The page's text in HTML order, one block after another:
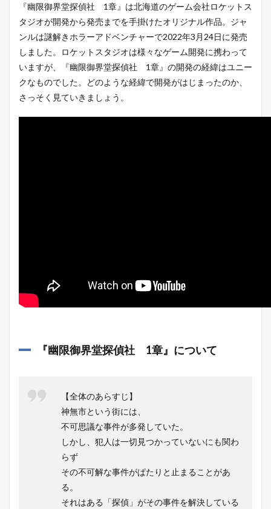
『幽限御界堂探偵社 1章』は北海道のゲーム会社ロケットス
タジオが開発から発売までを手掛けたオリジナル作品。ジャ
ンルは謎解きホラーアドベンチャーで2022年3月24日に発売
しました。ロケットスタジオは様々なゲーム開発に携わって
いますが、『幽限御界堂探偵社 1章』の開発の経緯はユニー
クなものでした。どのような経緯で開発がはじまったのか、
さっそく見ていきましょう。
『幽限御界堂探偵社 1章』について
【全体のあらすじ】
神無市という街には、
不可思議な事件が多発していた。
しかし、犯人は一切見つかっていないにも関わ
らず
その不可解な事件がぱたりと止まることがあ
る。
それはある「探偵」がその事件を解決している